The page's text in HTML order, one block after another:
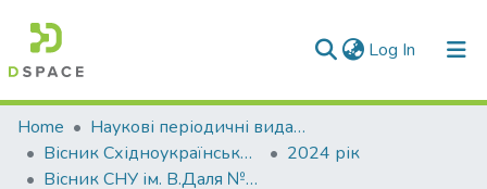
Log In (current)
Communities & Collections
All of DSpace
Home
Наукові періодичні видання СНУ ім. В. Даля
Вісник Східноукраїнського національного університету імені В. Даля
2024 рік
Вісник СНУ ім. В.Даля № 3 (283) 2024